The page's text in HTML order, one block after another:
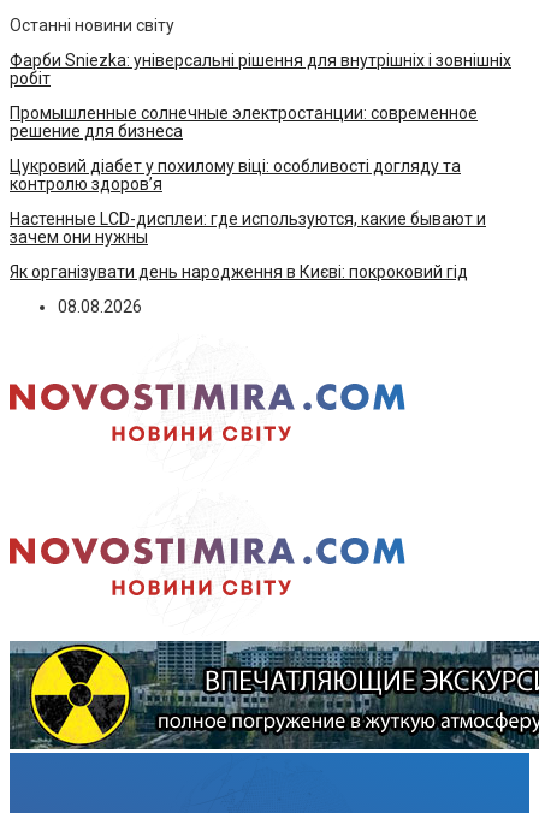
Останні новини світу
Фарби Sniezka: універсальні рішення для внутрішніх і зовнішніх
робіт
Промышленные солнечные электростанции: современное
решение для бизнеса
Цукровий діабет у похилому віці: особливості догляду та
контролю здоров’я
Настенные LCD-дисплеи: где используются, какие бывают и
зачем они нужны
Як організувати день народження в Києві: покроковий гід
08.08.2026